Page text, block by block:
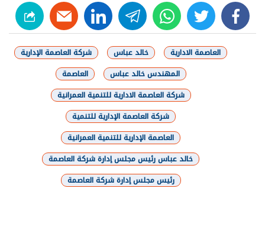
facebook
twitter
whats
telegram
linkedin
العاصمة الادارية خالد عباس
شركة العاصمة الإدارية
المهندس خالد عباس
العاصمة
شركة العاصمة الادارية للتنمية العمرانية
شركة العاصمة الإدارية للتنمية
العاصمة الإدارية للتنمية العمرانية
خالد عباس رئيس مجلس إدارة شركة العاصمة
رئيس مجلس إدارة شركة العاصمة